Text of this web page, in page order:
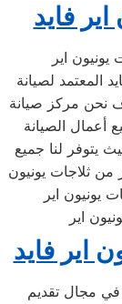
فايد
اير
بفايد المعتمد لصيانة
نحن مركز صيانة
أعمال الصيانة
يتوفر لنا جميع
من ثلاجات يونيون
يونيون اير
اير
اير فايد
في مجال تقديم